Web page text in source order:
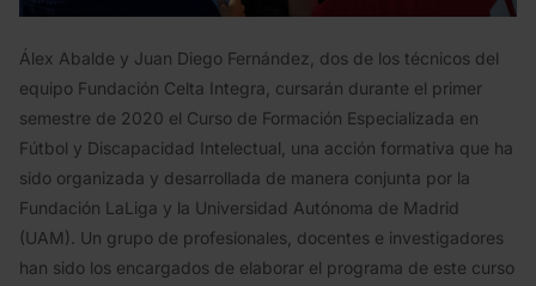
Álex Abalde y Juan Diego Fernández, dos de los técnicos del
equipo Fundación Celta Integra, cursarán durante el primer
semestre de 2020 el Curso de Formación Especializada en
Fútbol y Discapacidad Intelectual, una acción formativa que ha
sido organizada y desarrollada de manera conjunta por la
Fundación LaLiga y la Universidad Autónoma de Madrid
(UAM). Un grupo de profesionales, docentes e investigadores
han sido los encargados de elaborar el programa de este curso